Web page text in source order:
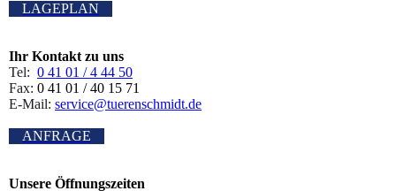
LAGEPLAN
Ihr Kontakt zu uns
Tel: 0 41 01 / 4 44 50
Fax: 0 41 01 / 40 15 71
E-Mail: service@tuerenschmidt.de
ANFRAGE
Unsere Öffnungszeiten